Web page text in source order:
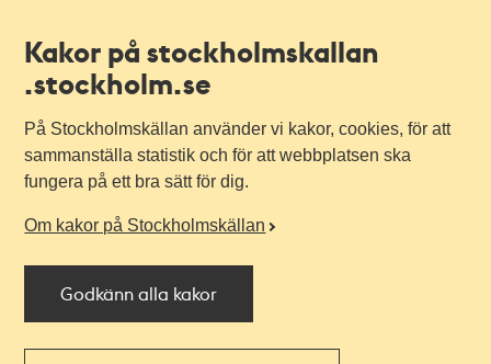
Kakor på stockholmskallan
.stockholm.se
På Stockholmskällan använder vi kakor, cookies, för att
sammanställa statistik och för att webbplatsen ska
fungera på ett bra sätt för dig.
Om kakor på Stockholmskällan
Godkänn alla kakor